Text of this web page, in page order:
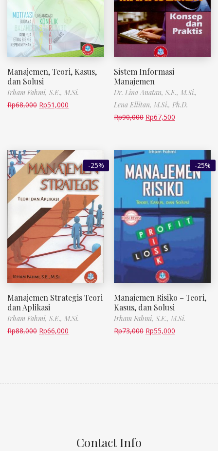
Manajemen, Teori, Kasus,
dan Solusi
Irham Fahmi, S.E., M.Si.
Rp68,000 Rp51,000
Sistem Informasi
Manajemen
Dr. Lina Anatan, S.E., M.Si.,
Lena Ellitan, M.Si., Ph.D.
Rp90,000 Rp67,500
-25%
Manajemen Strategis Teori
dan Aplikasi
Irham Fahmi, S.E., M.Si.
Rp88,000 Rp66,000
-25%
Manajemen Risiko – Teori,
Kasus, dan Solusi
Irham Fahmi, S.E., M.Si.
Rp73,000 Rp55,000
Contact Info